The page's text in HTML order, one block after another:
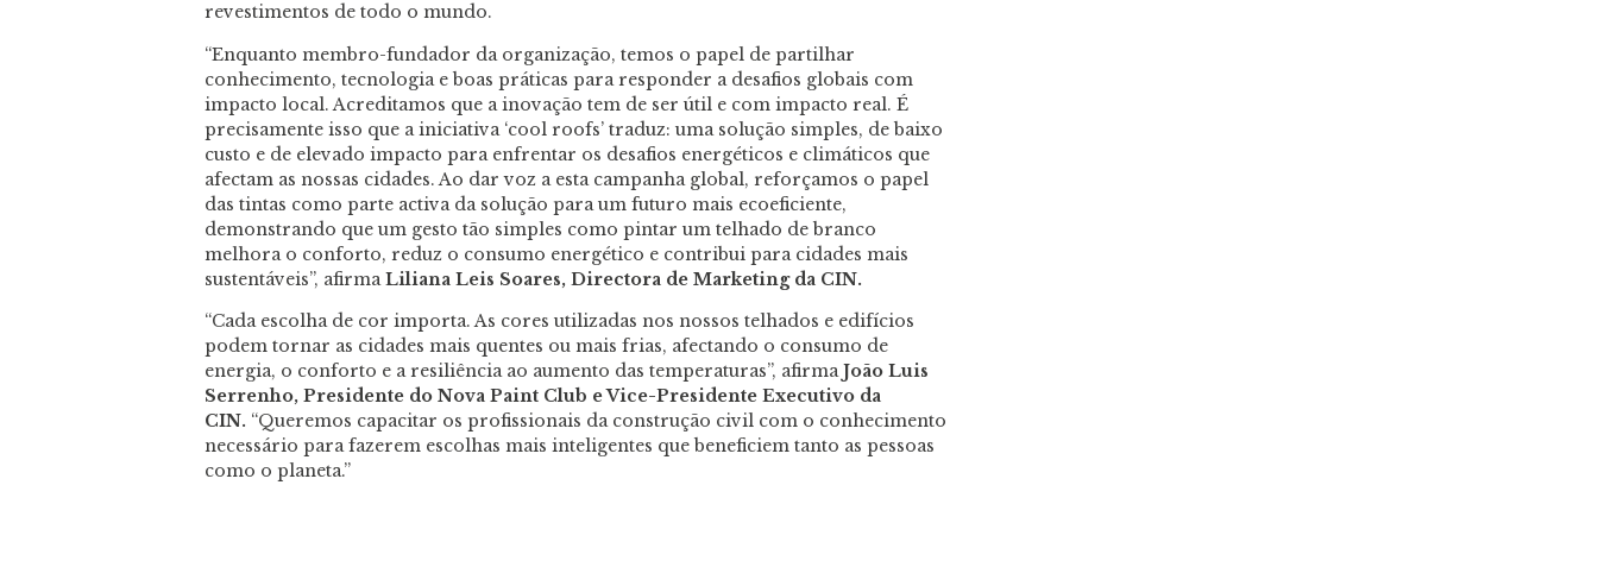
revestimentos de todo o mundo.
“Enquanto membro-fundador da organização, temos o papel de partilhar
conhecimento, tecnologia e boas práticas para responder a desafios globais com
impacto local. Acreditamos que a inovação tem de ser útil e com impacto real. É
precisamente isso que a iniciativa ‘cool roofs’ traduz: uma solução simples, de baixo
custo e de elevado impacto para enfrentar os desafios energéticos e climáticos que
afectam as nossas cidades. Ao dar voz a esta campanha global, reforçamos o papel
das tintas como parte activa da solução para um futuro mais ecoeficiente,
demonstrando que um gesto tão simples como pintar um telhado de branco
melhora o conforto, reduz o consumo energético e contribui para cidades mais
sustentáveis”, afirmaLiliana Leis Soares, Directora de Marketing da CIN.
“Cada escolha de cor importa. As cores utilizadas nos nossos telhados e edifícios
podem tornar as cidades mais quentes ou mais frias, afectando o consumo de
energia, o conforto e a resiliência ao aumento das temperaturas”, afirmaJoão Luis
Serrenho, Presidente do Nova Paint Club e Vice-Presidente Executivo da
CIN. “Queremos capacitar os profissionais da construção civil com o conhecimento
necessário para fazerem escolhas mais inteligentes que beneficiem tanto as pessoas
como o planeta.”